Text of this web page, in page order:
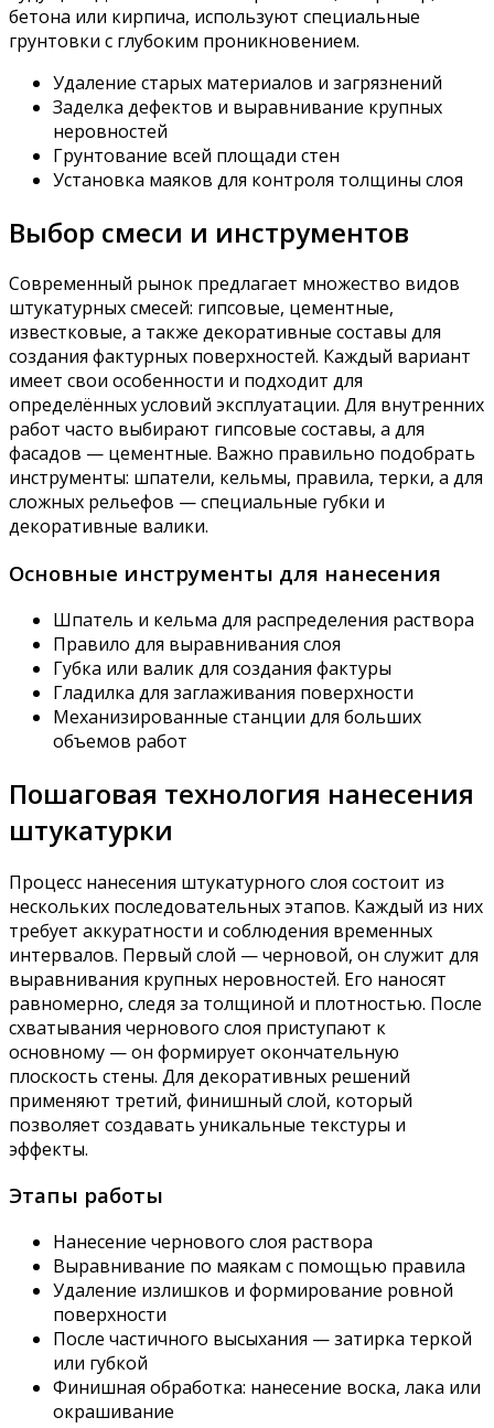
бетона или кирпича, используют специальные
грунтовки с глубоким проникновением.
Удаление старых материалов и загрязнений
Заделка дефектов и выравнивание крупных
неровностей
Грунтование всей площади стен
Установка маяков для контроля толщины слоя
Выбор смеси и инструментов
Современный рынок предлагает множество видов
штукатурных смесей: гипсовые, цементные,
известковые, а также декоративные составы для
создания фактурных поверхностей. Каждый вариант
имеет свои особенности и подходит для
определённых условий эксплуатации. Для внутренних
работ часто выбирают гипсовые составы, а для
фасадов — цементные. Важно правильно подобрать
инструменты: шпатели, кельмы, правила, терки, а для
сложных рельефов — специальные губки и
декоративные валики.
Основные инструменты для нанесения
Шпатель и кельма для распределения раствора
Правило для выравнивания слоя
Губка или валик для создания фактуры
Гладилка для заглаживания поверхности
Механизированные станции для больших
объемов работ
Пошаговая технология нанесения
штукатурки
Процесс нанесения штукатурного слоя состоит из
нескольких последовательных этапов. Каждый из них
требует аккуратности и соблюдения временных
интервалов. Первый слой — черновой, он служит для
выравнивания крупных неровностей. Его наносят
равномерно, следя за толщиной и плотностью. После
схватывания чернового слоя приступают к
основному — он формирует окончательную
плоскость стены. Для декоративных решений
применяют третий, финишный слой, который
позволяет создавать уникальные текстуры и
эффекты.
Этапы работы
Нанесение чернового слоя раствора
Выравнивание по маякам с помощью правила
Удаление излишков и формирование ровной
поверхности
После частичного высыхания — затирка теркой
или губкой
Финишная обработка: нанесение воска, лака или
окрашивание